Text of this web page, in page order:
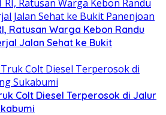
Ratusan Warga Kebon Randu
Jalan Sehat ke Bukit
Colt Diesel Terperosok di Jalur